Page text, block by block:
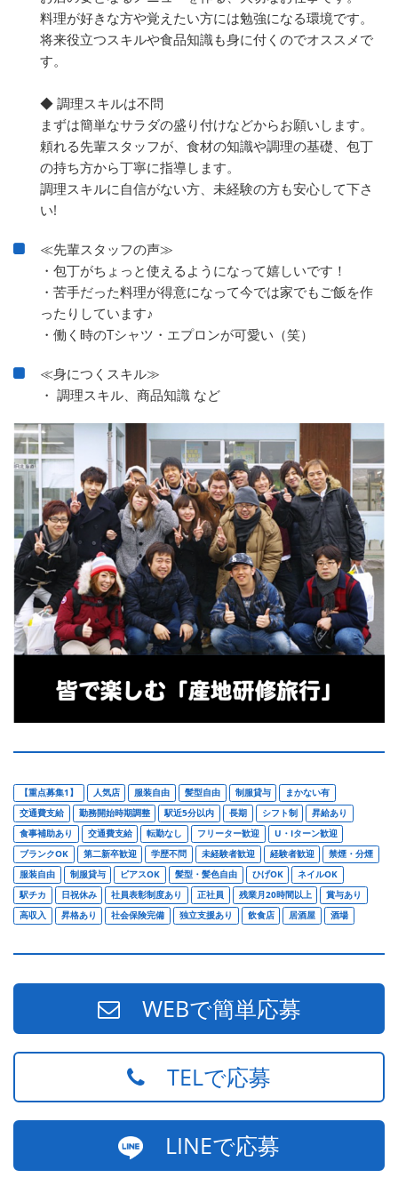
料理が好きな方や覚えたい方には勉強になる環境です。
将来役立つスキルや食品知識も身に付くのでオススメで
す。
◆ 調理スキルは不問
まずは簡単なサラダの盛り付けなどからお願いします。
頼れる先輩スタッフが、食材の知識や調理の基礎、包丁
の持ち方から丁寧に指導します。
調理スキルに自信がない方、未経験の方も安心して下さ
い!
≪先輩スタッフの声≫
・包丁がちょっと使えるようになって嬉しいです！
・苦手だった料理が得意になって今では家でもご飯を作
ったりしています♪
・働く時のTシャツ・エプロンが可愛い（笑）
≪身につくスキル≫
・ 調理スキル、商品知識 など
【重点募集1】 人気店 服装自由 髪型自由 制服貸与
まかない有
交通費支給
勤務開始時期調整 駅近5分以内 長期 シフト制
昇給あり
食事補助あり
交通費支給 転勤なし フリーター歓迎
U・Iターン歓迎
ブランクOK
第二新卒歓迎 学歴不問 未経験者歓迎 経験者歓迎
禁煙・分煙
服装自由
制服貸与 ピアスOK 髪型・髪色自由 ひげOK
ネイルOK
駅チカ
日祝休み 社員表彰制度あり 正社員 残業月20時間以上
賞与あり
高収入
昇格あり 社会保険完備 独立支援あり 飲食店 居酒屋 酒場
WEBで簡単応募
TELで応募
LINEで応募